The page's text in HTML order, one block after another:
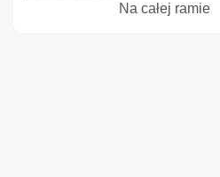
Na całej ramie